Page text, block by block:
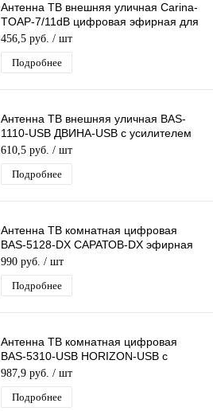
Антенна ТВ внешняя уличная Carina-
TOAP-7/11dB цифровая эфирная для
DVB-T2 ТВ наружная WORLD VISION
456,5 руб. / шт
Подробнее
Антенна ТВ внешняя уличная BAS-
1110-USB ДВИНА-USB с усилителем
цифровая эфирная для DVB-T2 Рэмо
610,5 руб. / шт
Подробнее
Антенна ТВ комнатная цифровая
BAS-5128-DX САРАТОВ-DX эфирная
для DVB-T2 телевидения Рэмо
990 руб. / шт
Подробнее
Антенна ТВ комнатная цифровая
BAS-5310-USB HORIZON-USB с
усилителем эфирная для DVB-T2
Рэмо
987,9 руб. / шт
Подробнее